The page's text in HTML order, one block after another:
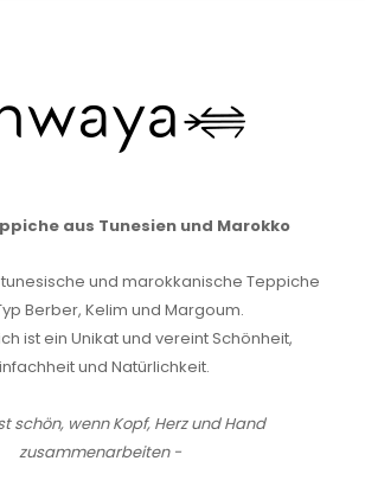
aus Tunesien und Marokko
und marokkanische Teppiche
Berber, Kelim und Margoum.
ist ein Unikat und vereint Schönheit,
und Natürlichkeit.
schön, wenn Kopf, Herz und Hand
zusammenarbeiten -